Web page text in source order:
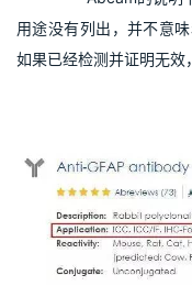
用途没有列出，并不意
如果已经检测并证明无效